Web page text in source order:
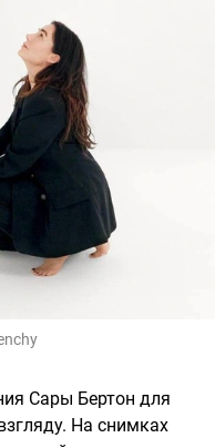
Сары Бертон для
На снимках